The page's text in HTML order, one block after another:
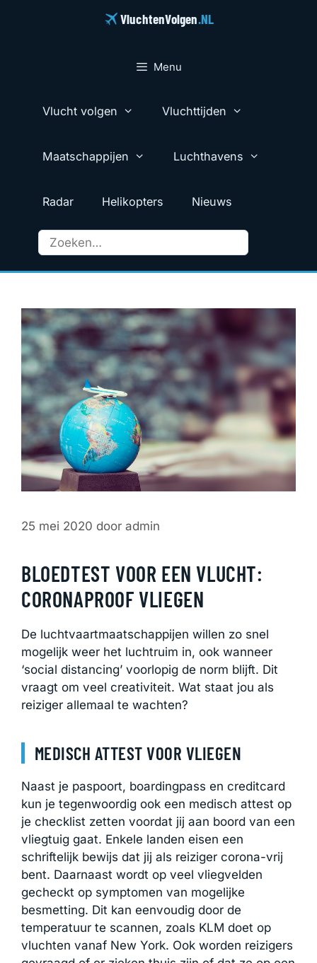
VluchtenVolgen.NL
Menu
Vlucht volgen Vluchttijden
Maatschappijen Luchthavens
Radar Helikopters Nieuws
25 mei 2020 door admin
BLOEDTEST VOOR EEN VLUCHT:
CORONAPROOF VLIEGEN
De luchtvaartmaatschappijen willen zo snel
mogelijk weer het luchtruim in, ook wanneer
‘social distancing’ voorlopig de norm blijft. Dit
vraagt om veel creativiteit. Wat staat jou als
reiziger allemaal te wachten?
MEDISCH ATTEST VOOR VLIEGEN
Naast je paspoort, boardingpass en creditcard
kun je tegenwoordig ook een medisch attest op
je checklist zetten voordat jij aan boord van een
vliegtuig gaat. Enkele landen eisen een
schriftelijk bewijs dat jij als reiziger corona-vrij
bent. Daarnaast wordt op veel vliegvelden
gecheckt op symptomen van mogelijke
besmetting. Dit kan eenvoudig door de
temperatuur te scannen, zoals KLM doet op
vluchten vanaf New York. Ook worden reizigers